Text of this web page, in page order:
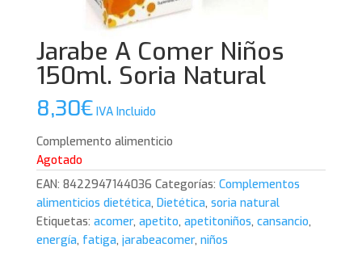
Jarabe A Comer Niños
150ml. Soria Natural
8,30€ IVA Incluido
Complemento alimenticio
Agotado
EAN: 8422947144036 Categorías: Complementos
alimenticios dietética, Dietética, soria natural
Etiquetas: acomer, apetito, apetitoniños, cansancio,
energía, fatiga, jarabeacomer, niños